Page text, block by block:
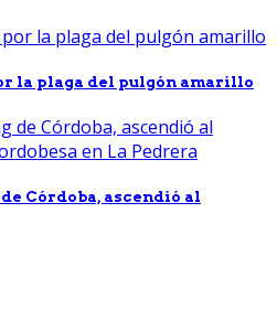
la plaga del pulgón amarillo
Córdoba, ascendió al